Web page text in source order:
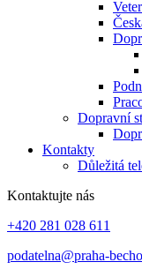
Dopravní
Kontakty
Důležitá
Kontaktujte nás
+420 281 028 611
podatelna@praha-